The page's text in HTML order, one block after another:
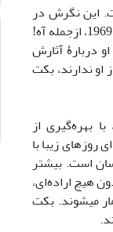
این نگرش در
نمایشنامه‌های ساموئل بکت، نویسندۀ فرانسوی ایرلندی‌تبار سدۀ بیستم و برندۀ جایزۀ نوبل ادبی 1969، ازجمله آه!
دربارۀ آثارش
ندارند، بکت
بهره‌گیری از
روزهای زیبا با
است. بیشتر
هیچ اراده‌ای،
میشوند. بکت